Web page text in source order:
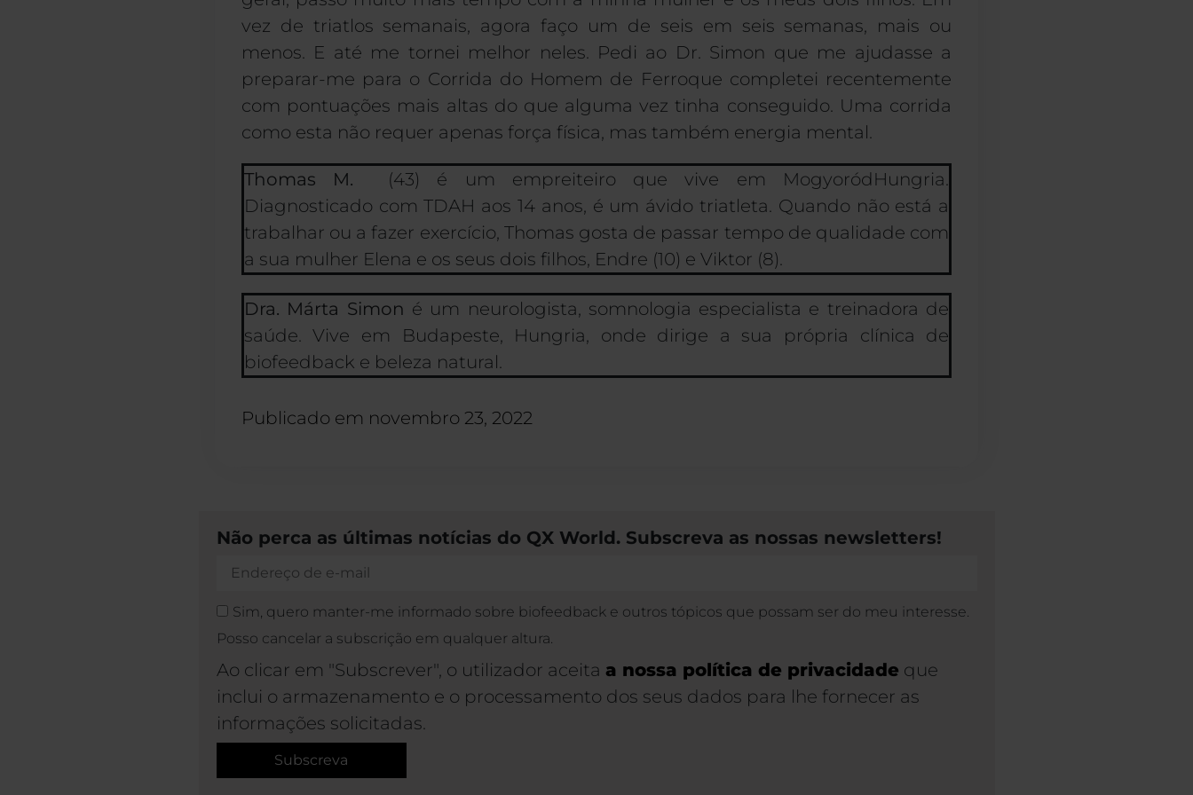
vez de triatlos semanais, agora faço um de seis em seis semanas, mais ou
menos. E até me tornei melhor neles. Pedi ao Dr. Simon que me ajudasse a
preparar-me para o Corrida do Homem de Ferroque completei recentemente
com pontuações mais altas do que alguma vez tinha conseguido. Uma corrida
como esta não requer apenas força física, mas também energia mental.
Thomas M. (43) é um empreiteiro que vive em Mogyoród Hungria.
Diagnosticado com TDAH aos 14 anos, é um ávido triatleta. Quando não está a
trabalhar ou a fazer exercício, Thomas gosta de passar tempo de qualidade com
a sua mulher Elena e os seus dois filhos, Endre (10) e Viktor (8).
Dra. Márta Simon é um neurologista, somnologia especialista e treinadora de
saúde. Vive em Budapeste, Hungria, onde dirige a sua própria clínica de
biofeedback e beleza natural.
Publicado em novembro 23, 2022
Não perca as últimas notícias do QX World. Subscreva as nossas newsletters!
Sim, quero manter-me informado sobre biofeedback e outros tópicos que possam ser do meu interesse.
Posso cancelar a subscrição em qualquer altura.
Ao clicar em "Subscrever", o utilizador aceita a nossa política de privacidade que
inclui o armazenamento e o processamento dos seus dados para lhe fornecer as
informações solicitadas.
Subscreva